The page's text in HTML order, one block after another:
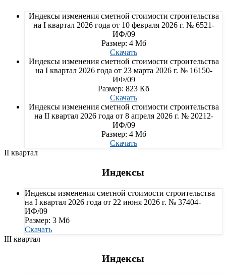
Индексы изменения сметной стоимости строительства
на I квартал 2026 года от 10 февраля 2026 г. № 6521-
ИФ/09
Размер: 4 Мб
Скачать
Индексы изменения сметной стоимости строительства
на I квартал 2026 года от 23 марта 2026 г. № 16150-
ИФ/09
Размер: 823 Кб
Скачать
Индексы изменения сметной стоимости строительства
на II квартал 2026 года от 8 апреля 2026 г. № 20212-
ИФ/09
Размер: 4 Мб
Скачать
II квартал
Индексы
Индексы изменения сметной стоимости строительства
на I квартал 2026 года от 22 июня 2026 г. № 37404-
ИФ/09
Размер: 3 Мб
Скачать
III квартал
Индексы